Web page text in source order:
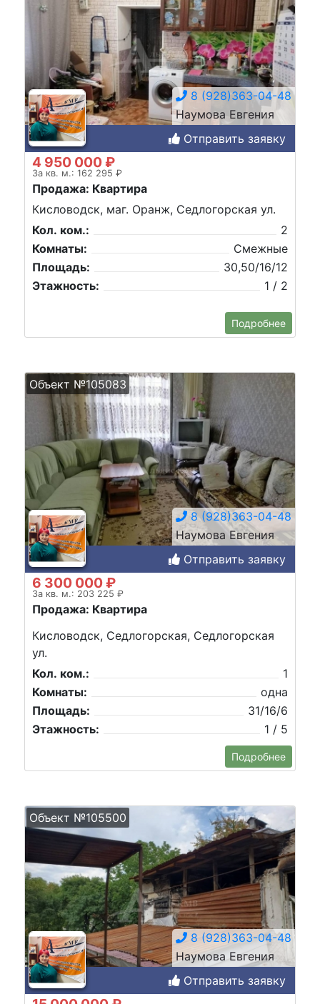
8 (928)363-04-48
Наумова Евгения
Отправить заявку
4 950 000 ₽
За кв. м.: 162 295 ₽
Продажа: Квартира
Кисловодск, маг. Оранж, Седлогорская ул.
Кол. ком.:
2
Комнаты:
Смежные
Площадь:
30,50/16/12
Этажность:
1 / 2
Подробнее
Объект №105083
8 (928)363-04-48
Наумова Евгения
Отправить заявку
6 300 000 ₽
За кв. м.: 203 225 ₽
Продажа: Квартира
Кисловодск, Седлогорская, Седлогорская
ул.
Кол. ком.:
1
Комнаты:
одна
Площадь:
31/16/6
Этажность:
1 / 5
Подробнее
Объект №105500
8 (928)363-04-48
Наумова Евгения
Отправить заявку